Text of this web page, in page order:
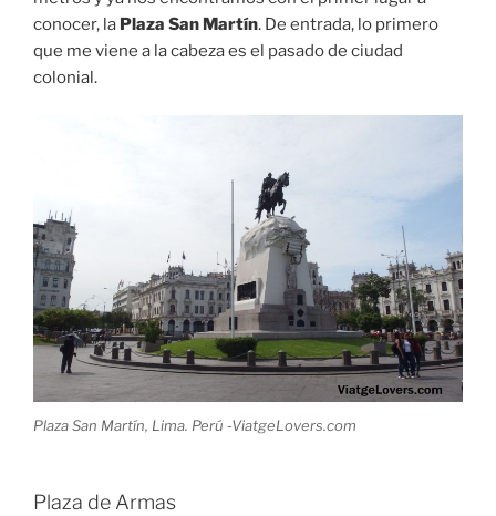
conocer, la Plaza San Martín. De entrada, lo primero
que me viene a la cabeza es el pasado de ciudad
colonial.
Plaza San Martín, Lima. Perú -ViatgeLovers.com
Plaza de Armas